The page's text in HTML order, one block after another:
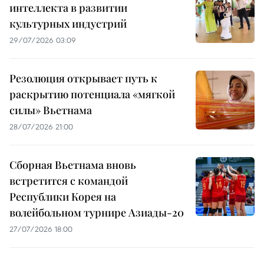
интеллекта в развитии
культурных индустрий
29/07/2026 03:09
Резолюция открывает путь к
раскрытию потенциала «мягкой
силы» Вьетнама
28/07/2026 21:00
Сборная Вьетнама вновь
встретится с командой
Республики Корея на
волейбольном турнире Азиады-20
27/07/2026 18:00